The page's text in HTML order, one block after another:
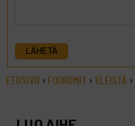
LÄHETÄ
ETUSIVU › FOORUMIT › YLEISTÄ ›